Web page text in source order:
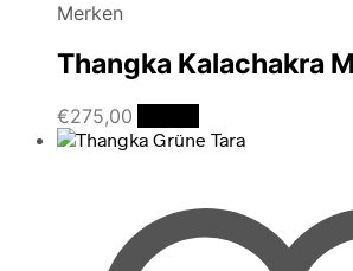
Merken
Thangka Kalachakra
€275,00